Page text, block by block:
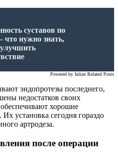
суставов по
что нужно знать,
Powered by Inline Related Posts
эндопротезы последнего,
недостатков своих
хорошие
установка сегодня гораздо
артродеза.
после операции